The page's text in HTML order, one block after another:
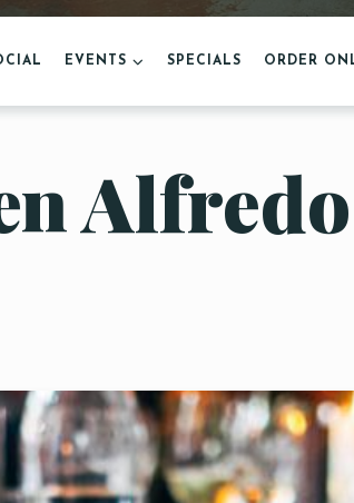
EVENTS SPECIALS ORDER
Alfredo